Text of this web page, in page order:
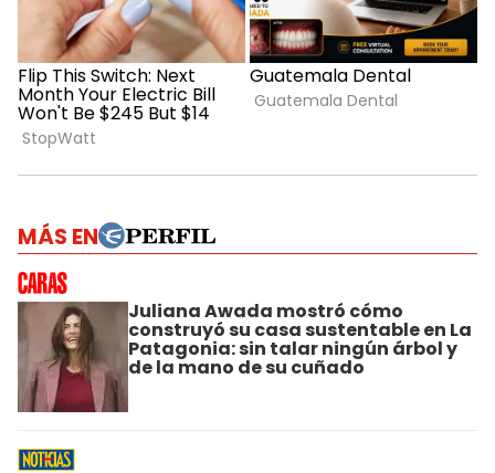
MÁS EN
Juliana Awada mostró cómo
construyó su casa sustentable en La
Patagonia: sin talar ningún árbol y
de la mano de su cuñado